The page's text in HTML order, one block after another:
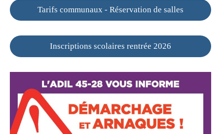
Tarifs communaux - Réservation de salles
Inscriptions scolaires rentrée 2026